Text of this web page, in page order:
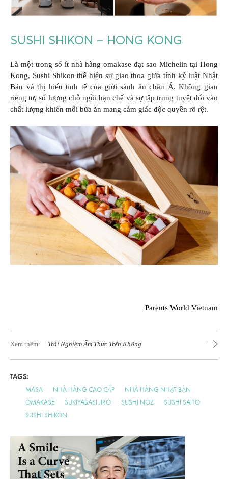
SUSHI SHIKON – HONG KONG
Là một trong số ít nhà hàng omakase đạt sao Michelin tại Hong
Kong, Sushi Shikon thể hiện sự giao thoa giữa tính kỷ luật Nhật
Bản và thị hiếu tinh tế của giới sành ăn châu Á. Không gian
riêng tư, số lượng chỗ ngồi hạn chế và sự tập trung tuyệt đối vào
chất lượng khiến mỗi bữa ăn mang cảm giác độc quyền rõ rệt.
Parents World Vietnam
Xem thêm: Trải Nghiệm Ẩm Thực Trên Không
TAGS:
MASA NHÀ HÀNG CAO CẤP
NHÀ HÀNG NHẬT BẢN
OMAKASE
SUKIYABASI JIRO SUSHI NOZ
SUSHI SAITO
SUSHI SHIKON